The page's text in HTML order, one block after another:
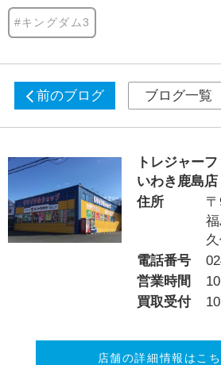
#キングダム3
前のブログ ブログ一覧
トレジャー
いわき鹿島店
住所
電話番号
営業時間
買取受付
店舗の詳細情報はこ